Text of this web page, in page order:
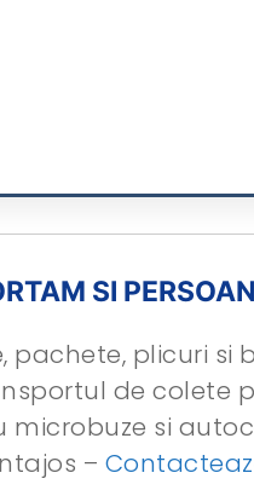
SI
pachete, plicuri si
de colete
microbuze si
–